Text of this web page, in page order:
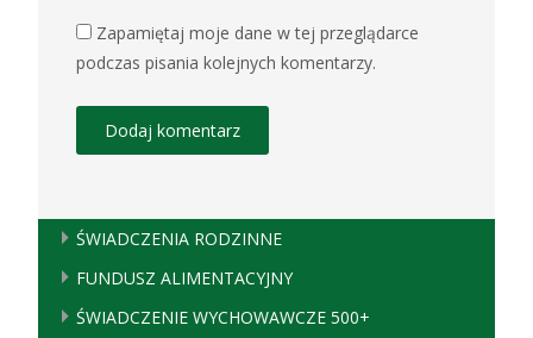
Zapamiętaj moje dane w tej przeglądarce
podczas pisania kolejnych komentarzy.
ŚWIADCZENIA RODZINNE
FUNDUSZ ALIMENTACYJNY
ŚWIADCZENIE WYCHOWAWCZE 500+